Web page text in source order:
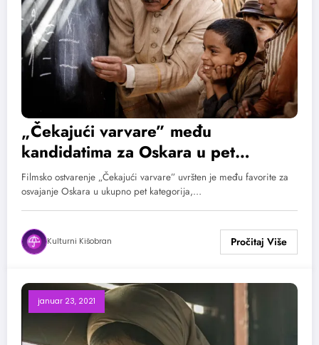
„Čekajući varvare” među
kandidatima za Oskara u pet
kategorija
Filmsko ostvarenje „Čekajući varvare” uvršten je među favorite za
osvajanje Oskara u ukupno pet kategorija,…
Kulturni Kišobran
januar 23, 2021